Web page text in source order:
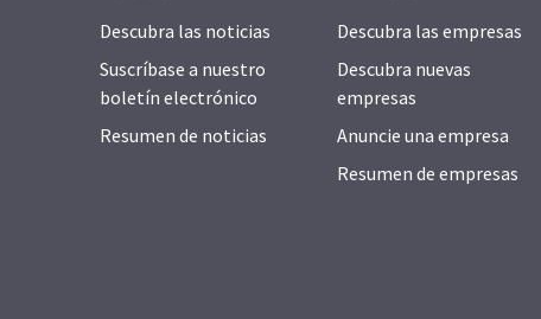
Descubra las noticias
Suscríbase a nuestro
boletín electrónico
Resumen de noticias
Descubra las empresas
Descubra nuevas
empresas
Anuncie una empresa
Resumen de empresas